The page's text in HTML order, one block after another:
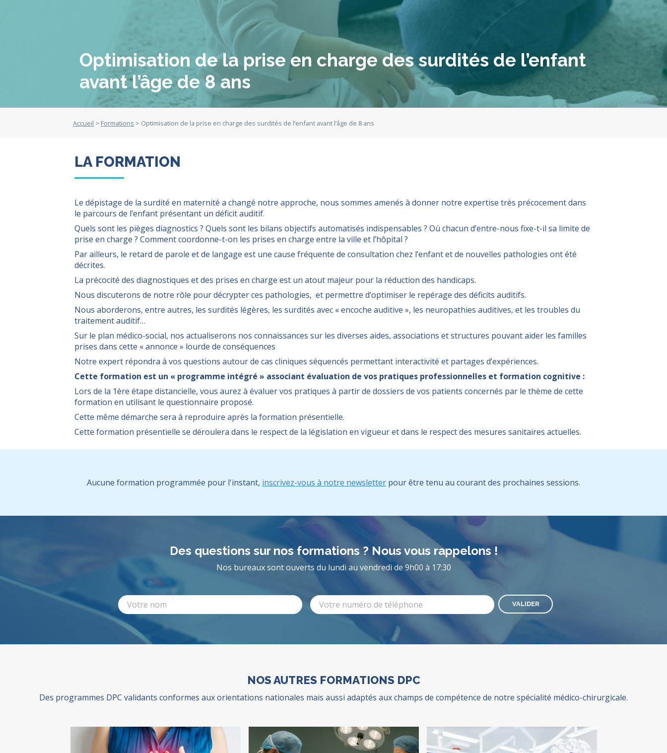
Optimisation de la prise en charge des surdités de l’enfant
avant l’âge de 8 ans
Accueil > Formations > Optimisation de la prise en charge des surdités de l’enfant avant l’âge de 8 ans
LA FORMATION
Le dépistage de la surdité en maternité a changé notre approche, nous sommes amenés à donner notre expertise très précocement dans
le parcours de l’enfant présentant un déficit auditif.
Quels sont les pièges diagnostics ? Quels sont les bilans objectifs automatisés indispensables ? Où chacun d’entre-nous fixe-t-il sa limite de
prise en charge ? Comment coordonne-t-on les prises en charge entre la ville et l’hôpital ?
Par ailleurs, le retard de parole et de langage est une cause fréquente de consultation chez l’enfant et de nouvelles pathologies ont été
décrites.
La précocité des diagnostiques et des prises en charge est un atout majeur pour la réduction des handicaps.
Nous discuterons de notre rôle pour décrypter ces pathologies, et permettre d’optimiser le repérage des déficits auditifs.
Nous aborderons, entre autres, les surdités légères, les surdités avec « encoche auditive », les neuropathies auditives, et les troubles du
traitement auditif…
Sur le plan médico-social, nos actualiserons nos connaissances sur les diverses aides, associations et structures pouvant aider les familles
prises dans cette « annonce » lourde de conséquences
Notre expert répondra à vos questions autour de cas cliniques séquencés permettant interactivité et partages d’expériences.
Cette formation est un « programme intégré » associant évaluation de vos pratiques professionnelles et formation cognitive :
Lors de la 1ère étape distancielle, vous aurez à évaluer vos pratiques à partir de dossiers de vos patients concernés par le thème de cette
formation en utilisant le questionnaire proposé.
Cette même démarche sera à reproduire après la formation présentielle.
Cette formation présentielle se déroulera dans le respect de la législation en vigueur et dans le respect des mesures sanitaires actuelles.
Aucune formation programmée pour l'instant, inscrivez-vous à notre newsletter pour être tenu au courant des prochaines sessions.
Des questions sur nos formations ? Nous vous rappelons !
Nos bureaux sont ouverts du lundi au vendredi de 9h00 à 17:30
NOS AUTRES FORMATIONS DPC
Des programmes DPC validants conformes aux orientations nationales mais aussi adaptés aux champs de compétence de notre spécialité médico-chirurgicale.